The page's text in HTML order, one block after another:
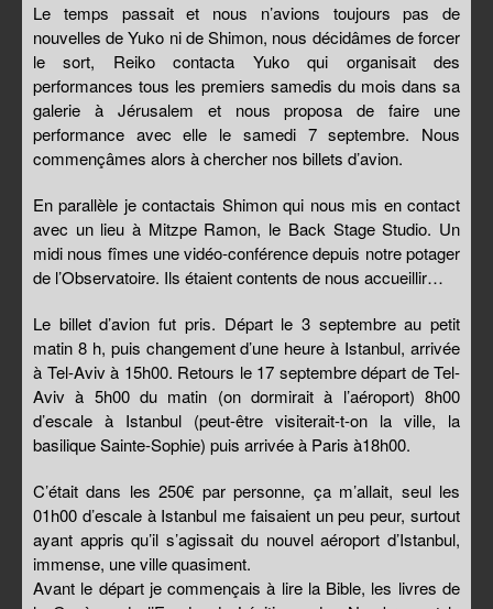
Le temps passait et nous n’avions toujours pas de
nouvelles de Yuko ni de Shimon, nous décidâmes de forcer
le sort, Reiko contacta Yuko qui organisait des
performances tous les premiers samedis du mois dans sa
galerie à Jérusalem et nous proposa de faire une
performance avec elle le samedi 7 septembre. Nous
commençâmes alors à chercher nos billets d’avion.
En parallèle je contactais Shimon qui nous mis en contact
avec un lieu à Mitzpe Ramon, le Back Stage Studio. Un
midi nous fîmes une vidéo-conférence depuis notre potager
de l’Observatoire. Ils étaient contents de nous accueillir…
Le billet d’avion fut pris. Départ le 3 septembre au petit
matin 8 h, puis changement d’une heure à Istanbul, arrivée
à Tel-Aviv à 15h00. Retours le 17 septembre départ de Tel-
Aviv à 5h00 du matin (on dormirait à l’aéroport) 8h00
d’escale à Istanbul (peut-être visiterait-t-on la ville, la
basilique Sainte-Sophie) puis arrivée à Paris à18h00.
C’était dans les 250€ par personne, ça m’allait, seul les
01h00 d’escale à Istanbul me faisaient un peu peur, surtout
ayant appris qu’il s’agissait du nouvel aéroport d’Istanbul,
immense, une ville quasiment.
Avant le départ je commençais à lire la Bible, les livres de